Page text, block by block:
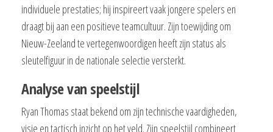
individuele prestaties; hij inspireert vaak jongere spelers en
draagt bij aan een positieve teamcultuur. Zijn toewijding om
Nieuw-Zeeland te vertegenwoordigen heeft zijn status als
sleutelfiguur in de nationale selectie versterkt.
Analyse van speelstijl
Ryan Thomas staat bekend om zijn technische vaardigheden,
visie en tactisch inzicht op het veld. Zijn speelstijl combineert